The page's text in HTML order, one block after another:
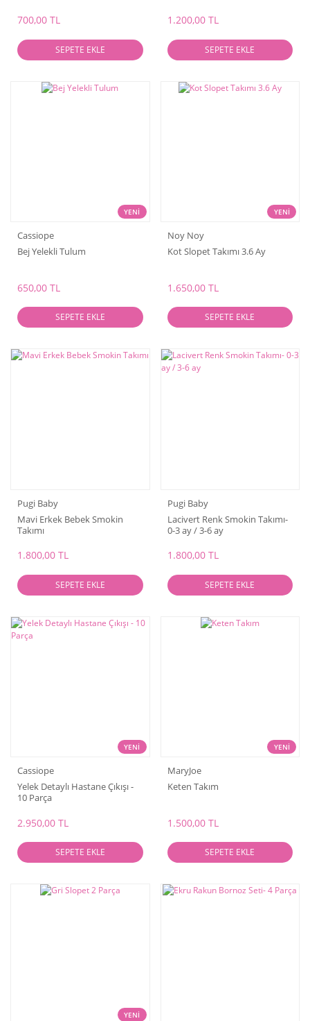
700,00 TL
SEPETE EKLE
1.200,00 TL
SEPETE EKLE
YENİ
Cassiope
Bej Yelekli Tulum
650,00 TL
SEPETE EKLE
YENİ
Noy Noy
Kot Slopet Takımı 3.6 Ay
1.650,00 TL
SEPETE EKLE
Pugi Baby
Mavi Erkek Bebek Smokin
Takımı
1.800,00 TL
SEPETE EKLE
Pugi Baby
Lacivert Renk Smokin Takımı-
0-3 ay / 3-6 ay
1.800,00 TL
SEPETE EKLE
YENİ
Cassiope
Yelek Detaylı Hastane Çıkışı -
10 Parça
2.950,00 TL
SEPETE EKLE
YENİ
MaryJoe
Keten Takım
1.500,00 TL
SEPETE EKLE
YENİ